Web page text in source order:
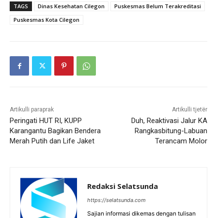
TAGS Dinas Kesehatan Cilegon
Puskesmas Belum Terakreditasi
Puskesmas Kota Cilegon
Artikulli paraprak
Peringati HUT RI, KUPP
Karangantu Bagikan Bendera
Merah Putih dan Life Jaket
Artikulli tjetër
Duh, Reaktivasi Jalur KA
Rangkasbitung-Labuan
Terancam Molor
Redaksi Selatsunda
https://selatsunda.com
Sajian informasi dikemas dengan tulisan